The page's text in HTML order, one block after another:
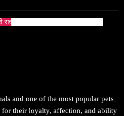
संस्कृति
गृहमन्त्रीको प्रतिक्रिया ‘यो
सुरुवात हो’ — गृहमन्त्री
समेत कालो सिसा हटाइयो
and one of the most popular pets
their loyalty, affection, and ability